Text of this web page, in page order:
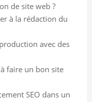
de site web ?
à la rédaction du
avec des
faire un bon site
SEO dans un